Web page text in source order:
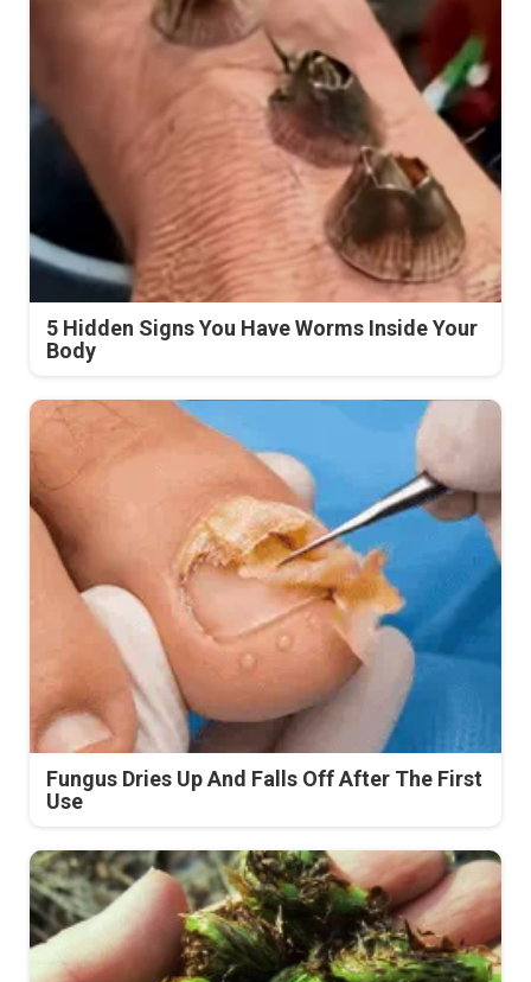
5 Hidden Signs You Have Worms Inside Your
Body
Fungus Dries Up And Falls Off After The First
Use